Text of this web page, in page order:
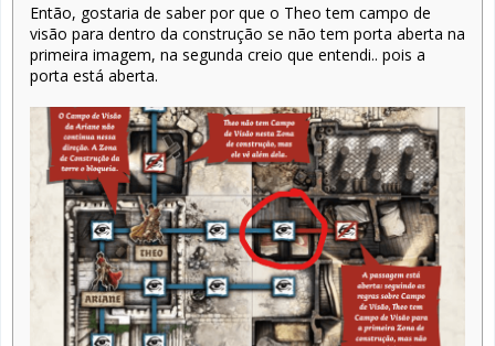
Então, gostaria de saber por que o Theo tem campo de
visão para dentro da construção se não tem porta aberta na
primeira imagem, na segunda creio que entendi.. pois a
porta está aberta.